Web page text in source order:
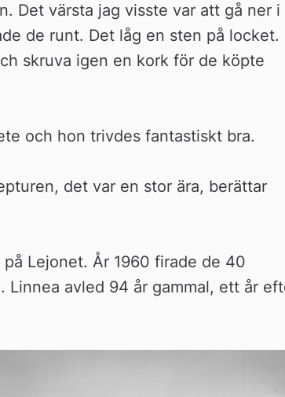
Det värsta jag visste var att gå ner i
de runt. Det låg en sten på locket.
skruva igen en kork för de köpte
och hon trivdes fantastiskt bra.
det var en stor ära, berättar
Lejonet. År 1960 firade de 40
Linnea avled 94 år gammal, ett år